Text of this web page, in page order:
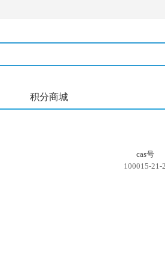
积分商城
cas号
100015-21-2